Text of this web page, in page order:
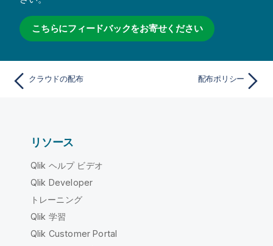
こちらにフィードバックをお寄せください
クラウドの配布 配布ポリシー
リソース
Qlik ヘルプ ビデオ
Qlik Developer
トレーニング
Qlik 学習
Qlik Customer Portal